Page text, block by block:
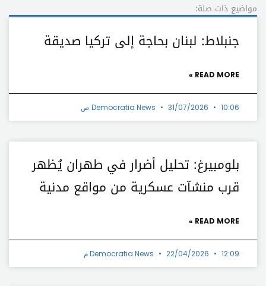
مواضيع ذات صلة:
جنبلاط: لبنان بحاجة إلى تركيا صديقة
READ MORE »
Democratia News 31/07/2026 10:06 ص
بلومبيرغ: تحليل أضرار في طهران يُظهر
قرب منشآت عسكرية من مواقع مدنية
READ MORE »
Democratia News 22/04/2026 12:09 م